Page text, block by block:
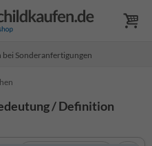
bei Sonderanfertigungen
/ Definition